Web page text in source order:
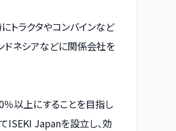
トラクタやコンバインなど
ドネシアなどに関係会社を
以上にすることを目指し
ISEKI Japanを設立し、効